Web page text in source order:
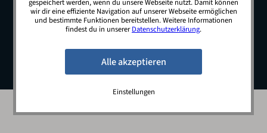
Blog Jobs Newsletter
Kontakt
Preise
Impressum Datenschutz
gespeichert werden, wenn du unsere Webseite nutzt. Damit können
wir dir eine effiziente Navigation auf unserer Webseite ermöglichen
und bestimmte Funktionen bereitstellen. Weitere Informationen
findest du in unsererDatenschutzerklärung.
Einstellungen